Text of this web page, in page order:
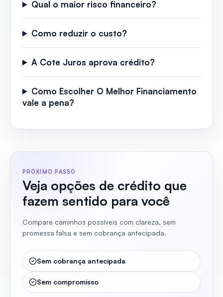
Qual o maior risco financeiro?
Como reduzir o custo?
A Cote Juros aprova crédito?
Como Escolher O Melhor Financiamento
vale a pena?
PRÓXIMO PASSO
Veja opções de crédito que
fazem sentido para você
Compare caminhos possíveis com clareza, sem
promessa falsa e sem cobrança antecipada.
Sem cobrança antecipada
Sem compromisso